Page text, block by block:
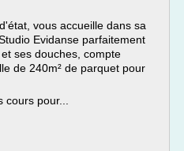
vous accueille dans sa
Evidanse parfaitement
ses douches, compte
de 240m² de parquet pour
pour...